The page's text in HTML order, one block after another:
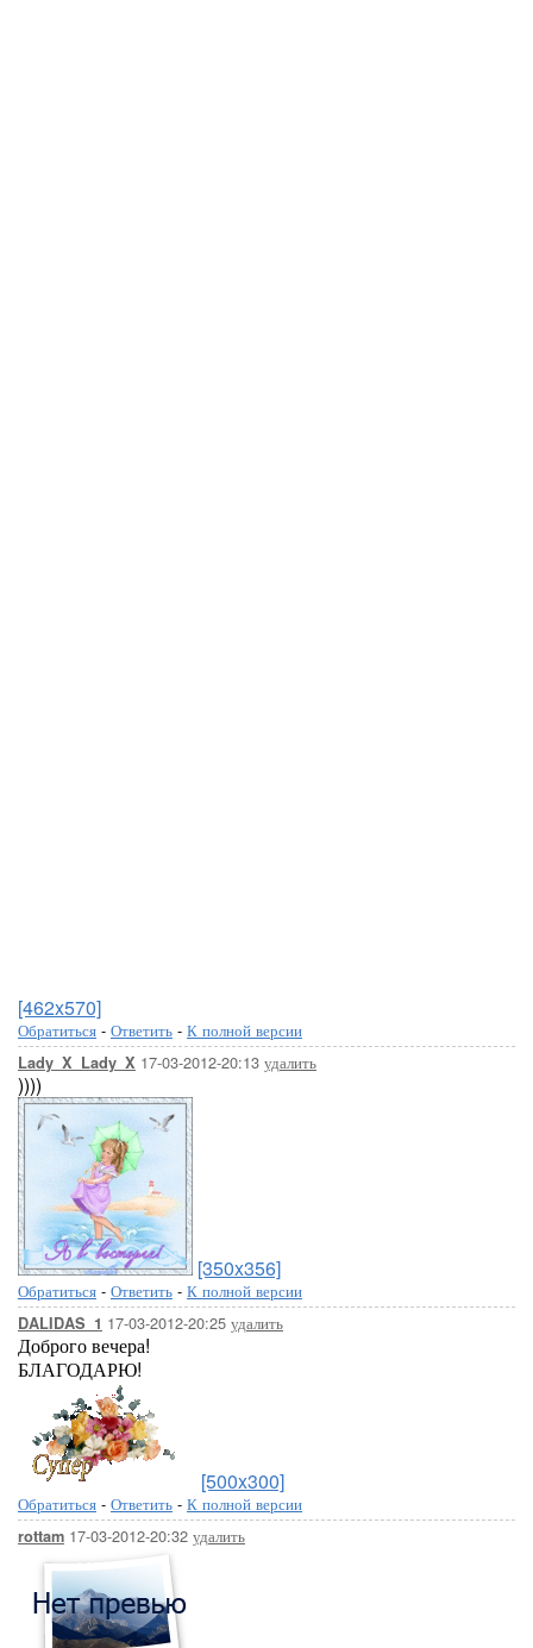
[462x570]
Обратиться - Ответить - К полной версии
Lady_X_Lady_X 17-03-2012-20:13 удалить
))))
[350x356]
Обратиться - Ответить - К полной версии
DALIDAS_1 17-03-2012-20:25 удалить
Доброго вечера!
БЛАГОДАРЮ!
[500x300]
Обратиться - Ответить - К полной версии
rottam 17-03-2012-20:32 удалить